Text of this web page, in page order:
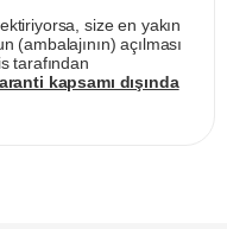
size en yakın
(ambalajının) açılması
tarafından
kapsamı dışında